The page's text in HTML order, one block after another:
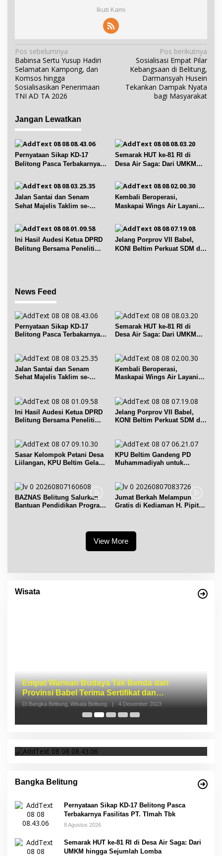
Ikuti Kami
N
a
v
i
g
s
i
p
o
Pos sebelumnya
Babinsa Sertu Yusup Hadiri
Selamatan Kampong, dan
Komsos hingga
Sosialisasikan Penerimaan
TNI AD TA 2026
Pos berikutnya
Sosialisasi Empat Pilar
Kebangsaan di Belitung,
Darmansyah Husein
Tekankan Dampak Nyata
bagi Masyarakat
Jangan Lewatkan
Pernyataan Sikap KD-17
Belitong Pasca Terbakarnya
Semarak HUT ke-81 RI di
Desa Air Saga: Dari UMKM
Jalan Santai dan Senam
Sehat Majelis Taklim se-
Kembali Beroperasi,
Maskapai Wings Air Layani
Ini Hasil Audesi Ketua DPRD
Belitung Bersama Peneliti
Jelang Porprov VII Babel,
KONI Beltim Perkuat SDM di
News Feed
Pernyataan Sikap KD-17
Belitong Pasca Terbakarnya
Semarak HUT ke-81 RI di
Desa Air Saga: Dari UMKM
Jalan Santai dan Senam
Sehat Majelis Taklim se-
Kembali Beroperasi,
Maskapai Wings Air Layani
Ini Hasil Audesi Ketua DPRD
Belitung Bersama Peneliti
Jelang Porprov VII Babel,
KONI Beltim Perkuat SDM di
Sasar Kelompok Petani Desa
Liilangan, KPU Beltim Gelar
KPU Beltim Gandeng PD
Muhammadiyah untuk
BAZNAS Belitung Salurkan
Bantuan Pendidikan Program
Jumat Berkah Melampun
Gratis di Kediaman H. Pipit
View More
Wisata
Provinsi Babel Terima Sertifikat dan
Bangka Belitung
Pernyataan Sikap KD-17 Belitong Pasca
Terbakarnya Fasilitas PT. TImah Tbk
8 Agustus 2026
Semarak HUT ke-81 RI di Desa Air Saga: Dari
UMKM hingga Sejumlah Lomba